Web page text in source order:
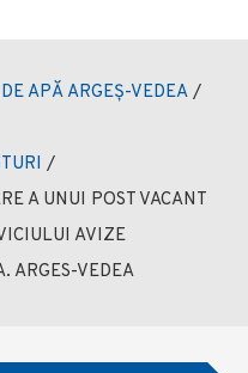
APĂ ARGEȘ-VEDEA /
/
A UNUI POST VACANT
AVIZE
ARGES-VEDEA